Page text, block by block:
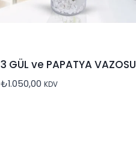
3 GÜL ve PAPATYA VAZOSU
₺1.050,00 KDV